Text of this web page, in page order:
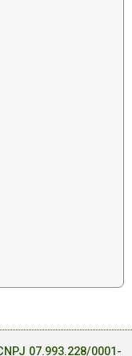
07.993.228/0001-